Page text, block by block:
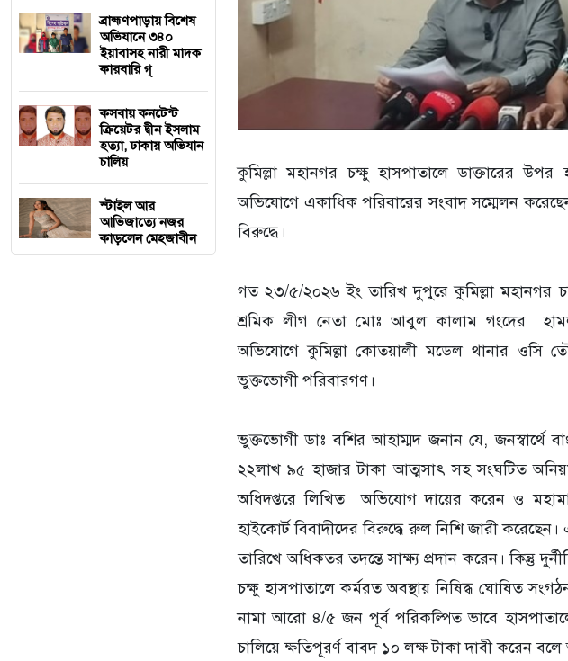
ব্রাহ্মণপাড়ায় বিশেষ
অভিযানে ৩৪০
ইয়াবাসহ নারী মাদক
কারবারি গ্
কসবায় কনটেন্ট
ক্রিয়েটর দ্বীন ইসলাম
হত্যা, ঢাকায় অভিযান
চালিয়
স্টাইল আর
আভিজাত্যে নজর
কাড়লেন মেহজাবীন
কুমিল্লা মহানগর চক্ষু হাসপাতালে ডাক্তারের
অভিযোগে একাধিক পরিবারের সংবাদ সম্মেলন
বিরুদ্ধে।
‎গত ২৩/৫/২০২৬ ইং তারিখ দুপুরে কুমিল্লা মহানগর
শ্রমিক লীগ নেতা মোঃ আবুল কালাম গংদের
অভিযোগে কুমিল্লা কোতয়ালী মডেল থানার ওসি
ভুক্তভোগী পরিবারগণ।
‎ভুক্তভোগী ডাঃ বশির আহাম্মদ জনান যে, জনস্বার্থে
২২লাখ ৯৫ হাজার টাকা আত্মসাৎ সহ সংঘটিত অনিয়ম
অধিদপ্তরে লিখিত অভিযোগ দায়ের করেন ও
হাইকোর্ট বিবাদীদের বিরুদ্ধে রুল নিশি জারী
তারিখে অধিকতর তদন্তে সাক্ষ্য প্রদান করেন। কিন্তু
চক্ষু হাসপাতালে কর্মরত অবস্থায় নিষিদ্ধ ঘোষিত
নামা আরো ৪/৫ জন পূর্ব পরিকল্পিত ভাবে
চালিয়ে ক্ষতিপূরর্ণ বাবদ ১০ লক্ষ টাকা দাবী করেন